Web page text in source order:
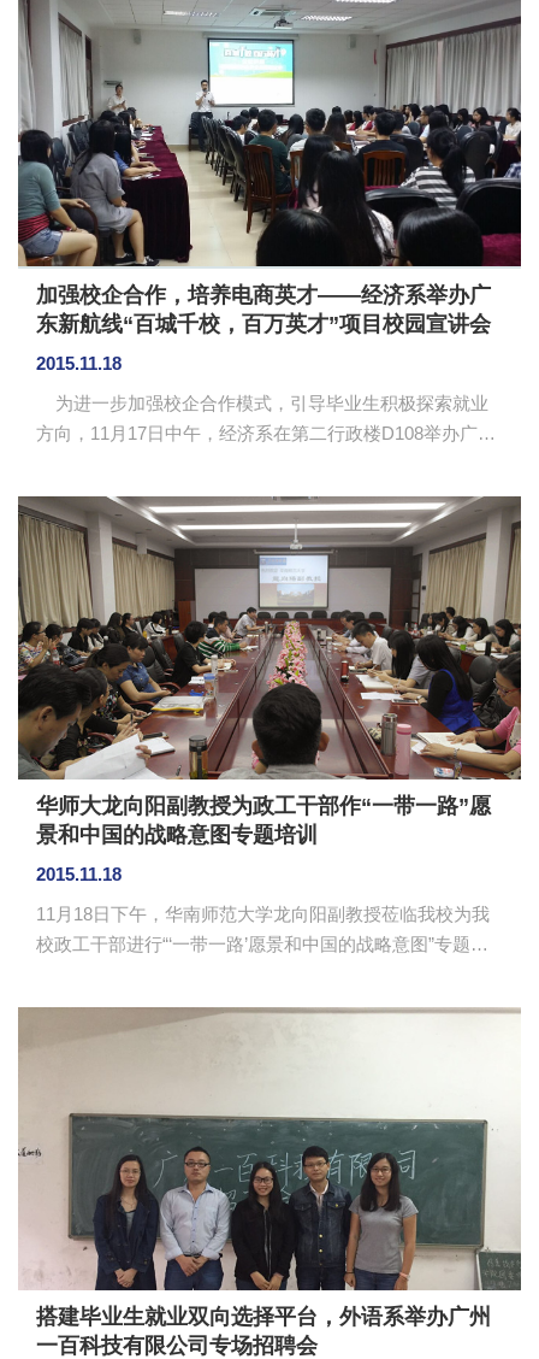
救助站收养的近百只流浪猫狗喂食、打扫卫生。同学们激
情满满，主动、耐心地向蔡姨了解有关照顾动物的注意事
项。即使站内散发着一股浓烈的呛鼻的味道，但大家不怕
苦不怕脏，主动分工、承担工作，获得救助站工作人员的
好评。本次实践活动，充分体现了党员服务社会的先进
性，展现了我系大学生热...
加强校企合作，培养电商英才——经济系举办广
东新航线“百城千校，百万英才”项目校园宣讲会
2015.11.18
为进一步加强校企合作模式，引导毕业生积极探索就业
方向，11月17日中午，经济系在第二行政楼D108举办广东
才培养项目的校园宣讲会。广东新航线人才事业部总监萧
润博、经济系12级辅导员黄菲菲出席了本次宣讲会。 本
宣讲是广东新航线公司与阿里巴巴共同开展的“百城千校，
百万英才”校企合作项目。会上，萧总首先介绍关于该项目
的具体招聘流程，通过详细的数据演示，分析我国跨境电
商行业目前的发展状况与及未来的发展趋势。他通过企业
人才招聘举...
华师大龙向阳副教授为政工干部作“一带一路”愿
景和中国的战略意图专题培训
2015.11.18
11月18日下午，华南师范大学龙向阳副教授莅临我校为我
校政工干部进行“‘一带一路’愿景和中国的战略意图”专题培
略以及全体政工干部出席了培训。培训由冼德庆主持。
龙向阳副教授从古代丝绸之路的概念切入，为大家分
为了获得国人和别国的认同，一带一路的合作重点是政策
沟通、设施联通、贸易畅通、资金融通和民心相通，最终
是将建设利益共同体、命运共同体...
搭建毕业生就业双向选择平台，外语系举办广州
一百科技有限公司专场招聘会